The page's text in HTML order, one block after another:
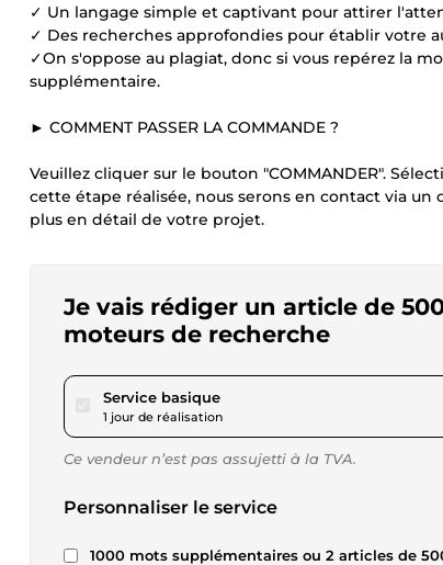
✓ Un langage simple et captivant pour attirer
✓ Des recherches approfondies pour établir votre
✓On s'oppose au plagiat, donc si vous repérez la
supplémentaire.
► COMMENT PASSER LA COMMANDE ?
Veuillez cliquer sur le bouton "COMMANDER".
cette étape réalisée, nous serons en contact via
plus en détail de votre projet.
Je vais rédiger un article de
moteurs de recherche
Service basiquepour 17,34 $US
1 jour de réalisation
Ce vendeur n’est pas assujetti à la TVA.
Personnaliser le service
1000 mots supplémentaires ou 2 articles de